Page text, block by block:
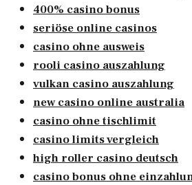
400% casino bonus
seriöse online casinos
casino ohne ausweis
rooli casino auszahlung
vulkan casino auszahlung
new casino online australia
casino ohne tischlimit
casino limits vergleich
high roller casino deutsch
casino bonus ohne